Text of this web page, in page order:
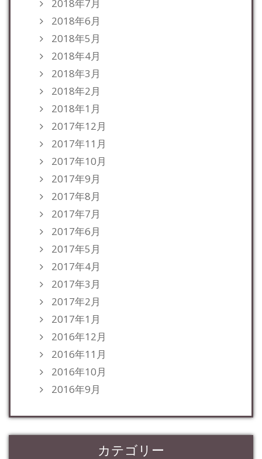
2018年7月
2018年6月
2018年5月
2018年4月
2018年3月
2018年2月
2018年1月
2017年12月
2017年11月
2017年10月
2017年9月
2017年8月
2017年7月
2017年6月
2017年5月
2017年4月
2017年3月
2017年2月
2017年1月
2016年12月
2016年11月
2016年10月
2016年9月
カテゴリー